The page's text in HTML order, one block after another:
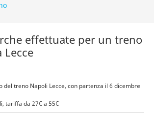
effettuate per un treno
Lecce
del treno Napoli Lecce, con partenza il 6 dicembre
tariffa da 27€ a 55€